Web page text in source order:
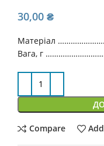
30,00 ₴
Матеріал
Вага, г
Compare